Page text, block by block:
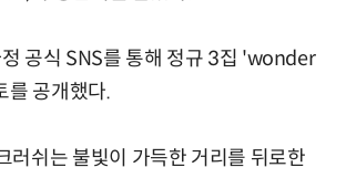
공식 SNS를 통해 정규 3집 'wonder
를 공개했다.
러쉬는 불빛이 가득한 거리를 뒤로한